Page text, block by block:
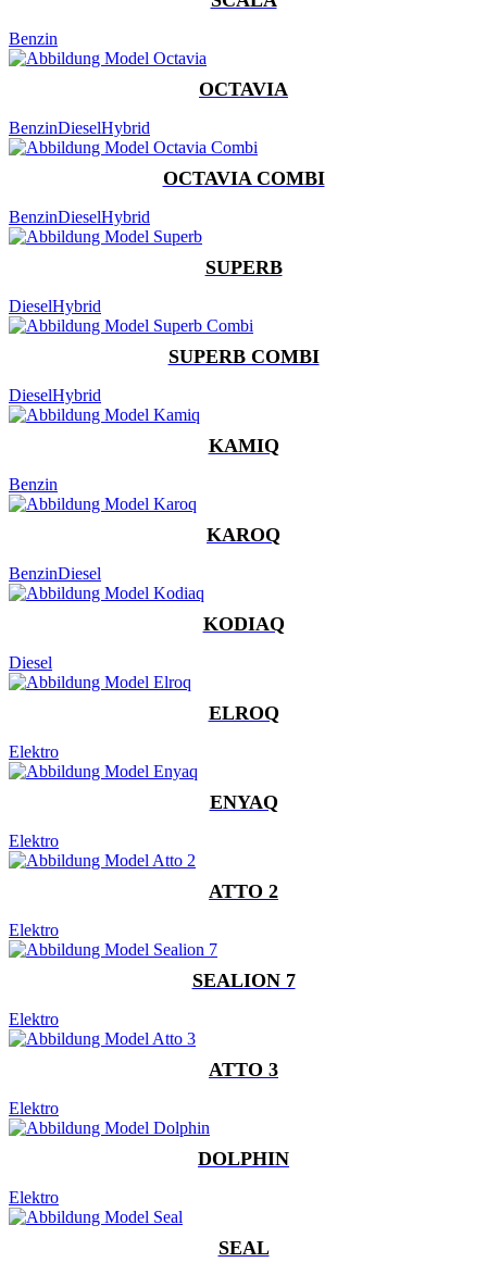
Benzin
OCTAVIA
BenzinDieselHybrid
OCTAVIA COMBI
BenzinDieselHybrid
SUPERB
DieselHybrid
SUPERB COMBI
DieselHybrid
KAMIQ
Benzin
KAROQ
BenzinDiesel
KODIAQ
Diesel
ELROQ
Elektro
ENYAQ
Elektro
ATTO 2
Elektro
SEALION 7
Elektro
ATTO 3
Elektro
DOLPHIN
Elektro
SEAL